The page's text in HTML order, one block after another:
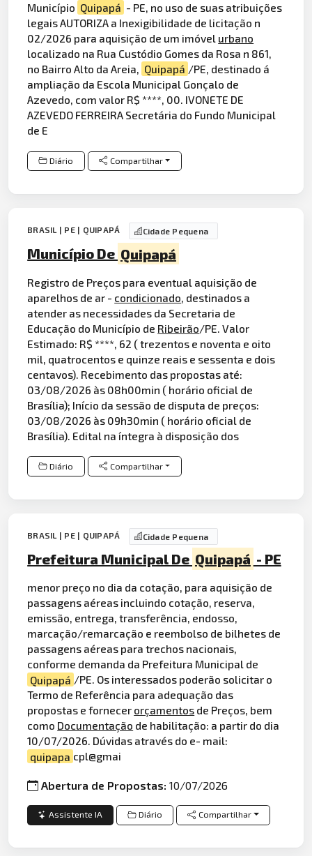
Município Quipapá - PE, no uso de suas atribuições
legais AUTORIZA a Inexigibilidade de licitação n
02/2026 para aquisição de um imóvel urbano
localizado na Rua Custódio Gomes da Rosa n 861,
no Bairro Alto da Areia, Quipapá /PE, destinado á
ampliação da Escola Municipal Gonçalo de
Azevedo, com valor R$ ****, 00. IVONETE DE
AZEVEDO FERREIRA Secretária do Fundo Municipal
de E
Diário Compartilhar
BRASIL | PE | QUIPAPÁ Cidade Pequena
Município De Quipapá
Registro de Preços para eventual aquisição de
aparelhos de ar - condicionado , destinados a
atender as necessidades da Secretaria de
Educação do Município de Ribeirão/PE. Valor
Estimado: R$ ****, 62 ( trezentos e noventa e oito
mil, quatrocentos e quinze reais e sessenta e dois
centavos). Recebimento das propostas até:
03/08/2026 às 08h00min ( horário oficial de
Brasília); Início da sessão de disputa de preços:
03/08/2026 às 09h30min ( horário oficial de
Brasília). Edital na íntegra à disposição dos
Diário Compartilhar
BRASIL | PE | QUIPAPÁ Cidade Pequena
Prefeitura Municipal De Quipapá - PE
menor preço no dia da cotação, para aquisição de
passagens aéreas incluindo cotação, reserva,
emissão, entrega, transferência, endosso,
marcação/remarcação e reembolso de bilhetes de
passagens aéreas para trechos nacionais,
conforme demanda da Prefeitura Municipal de
Quipapá /PE. Os interessados poderão solicitar o
Termo de Referência para adequação das
propostas e fornecer orçamentos de Preços, bem
como Documentação de habilitação: a partir do dia
10/07/2026. Dúvidas através do e- mail:
quipapa cpl@gmai
Abertura de Propostas:10/07/2026
Assistente IA Diário Compartilhar